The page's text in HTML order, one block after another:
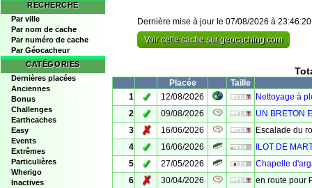
RECHERCHE
Par ville
Par nom de cache
Par numéro de cache
Par Géocacheur
CATÉGORIES
Dernières placées
Anciennes
Bonus
Challenges
Earthcaches
Easy
Events
Extrêmes
Particulières
Wherigo
Inactives
Dernière mise à jour le 07/08/2026 à 23:46:20
Voir cette cache sur geocaching.com
Placée
Taille
1
✓ 12/08/2026
Nettoyage à
2
✓ 09/08/2026
UN BRETON
3
✗ 16/06/2026
Escalade du
4
✓ 16/06/2026
ILOT DE
5
✓ 27/05/2026
Chapelle
6
✗ 30/04/2026
en route pour